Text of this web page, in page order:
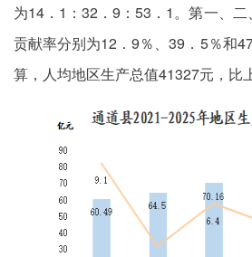
为14．1：32．9：53．1。第一、
贡献率分别为12．9％、39．5％和
算，人均地区生产总值41327元，比